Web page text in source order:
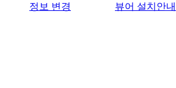
정보 변경
뷰어 설치안내